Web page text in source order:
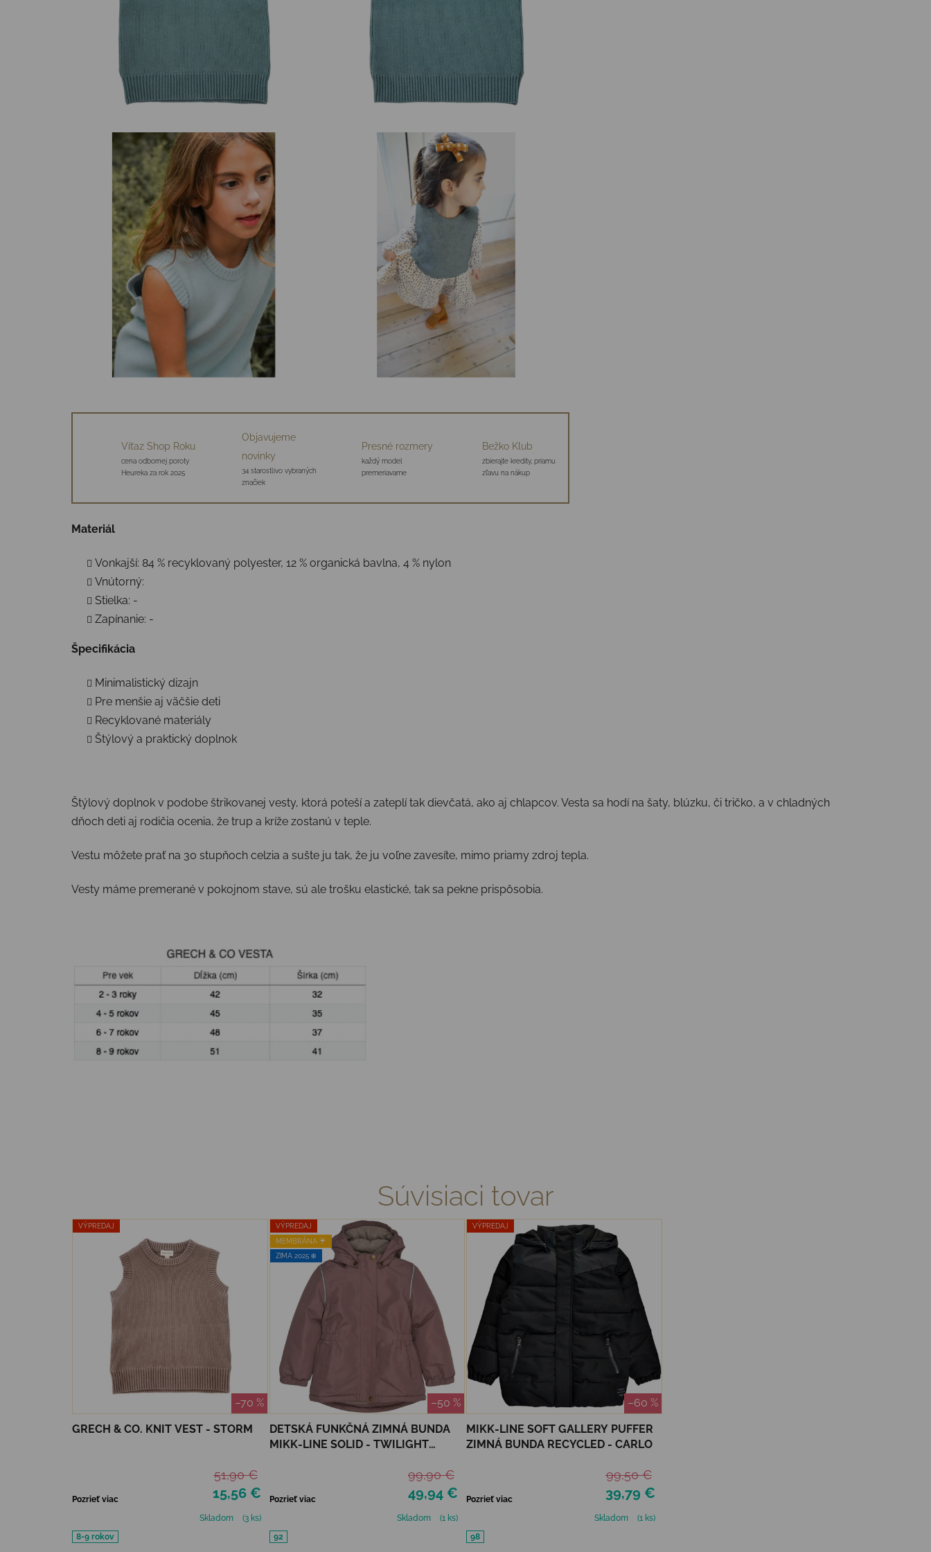
Víťaz Shop Roku
cena odbornej poroty
Heureka za rok 2025
Objavujeme
novinky
34 starostlivo vybraných
značiek
Presné rozmery
každý model
premeriavame
Bežko Klub
zbierajte kredity, priamu
zľavu na nákup
Materiál
Vonkajší: 84 % recyklovaný polyester, 12 % organická bavlna, 4 % nylon
Vnútorný:
Stielka: -
Zapínanie: -
Špecifikácia
Minimalistický dizajn
Pre menšie aj väčšie deti
Recyklované materiály
Štýlový a praktický doplnok
Štýlový doplnok v podobe štrikovanej vesty, ktorá poteší a zateplí tak dievčatá, ako aj chlapcov. Vesta sa hodí na šaty, blúzku, či tričko, a v chladných
dňoch deti aj rodičia ocenia, že trup a kríže zostanú v teple.
Vestu môžete prať na 30 stupňoch celzia a sušte ju tak, že ju voľne zavesíte, mimo priamy zdroj tepla.
Vesty máme premerané v pokojnom stave, sú ale trošku elastické, tak sa pekne prispôsobia.
Súvisiaci tovar
VÝPREDAJ
–70 %
GRECH & CO. KNIT VEST - STORM
15,56 €
51,90 €
Pozrieť viac
Skladom
(3 ks)
8-9 rokov
VÝPREDAJ
MEMBRÁNA ☔️
ZIMA 2025 ❄️
–50 %
DETSKÁ FUNKČNÁ ZIMNÁ BUNDA
MIKK-LINE SOLID - TWILIGHT
49,94 €
99,90 €
Pozrieť viac
Skladom
(1 ks)
92
VÝPREDAJ
–60 %
MIKK-LINE SOFT GALLERY PUFFER
ZIMNÁ BUNDA RECYCLED - CARLO
39,79 €
99,50 €
Pozrieť viac
Skladom
(1 ks)
98